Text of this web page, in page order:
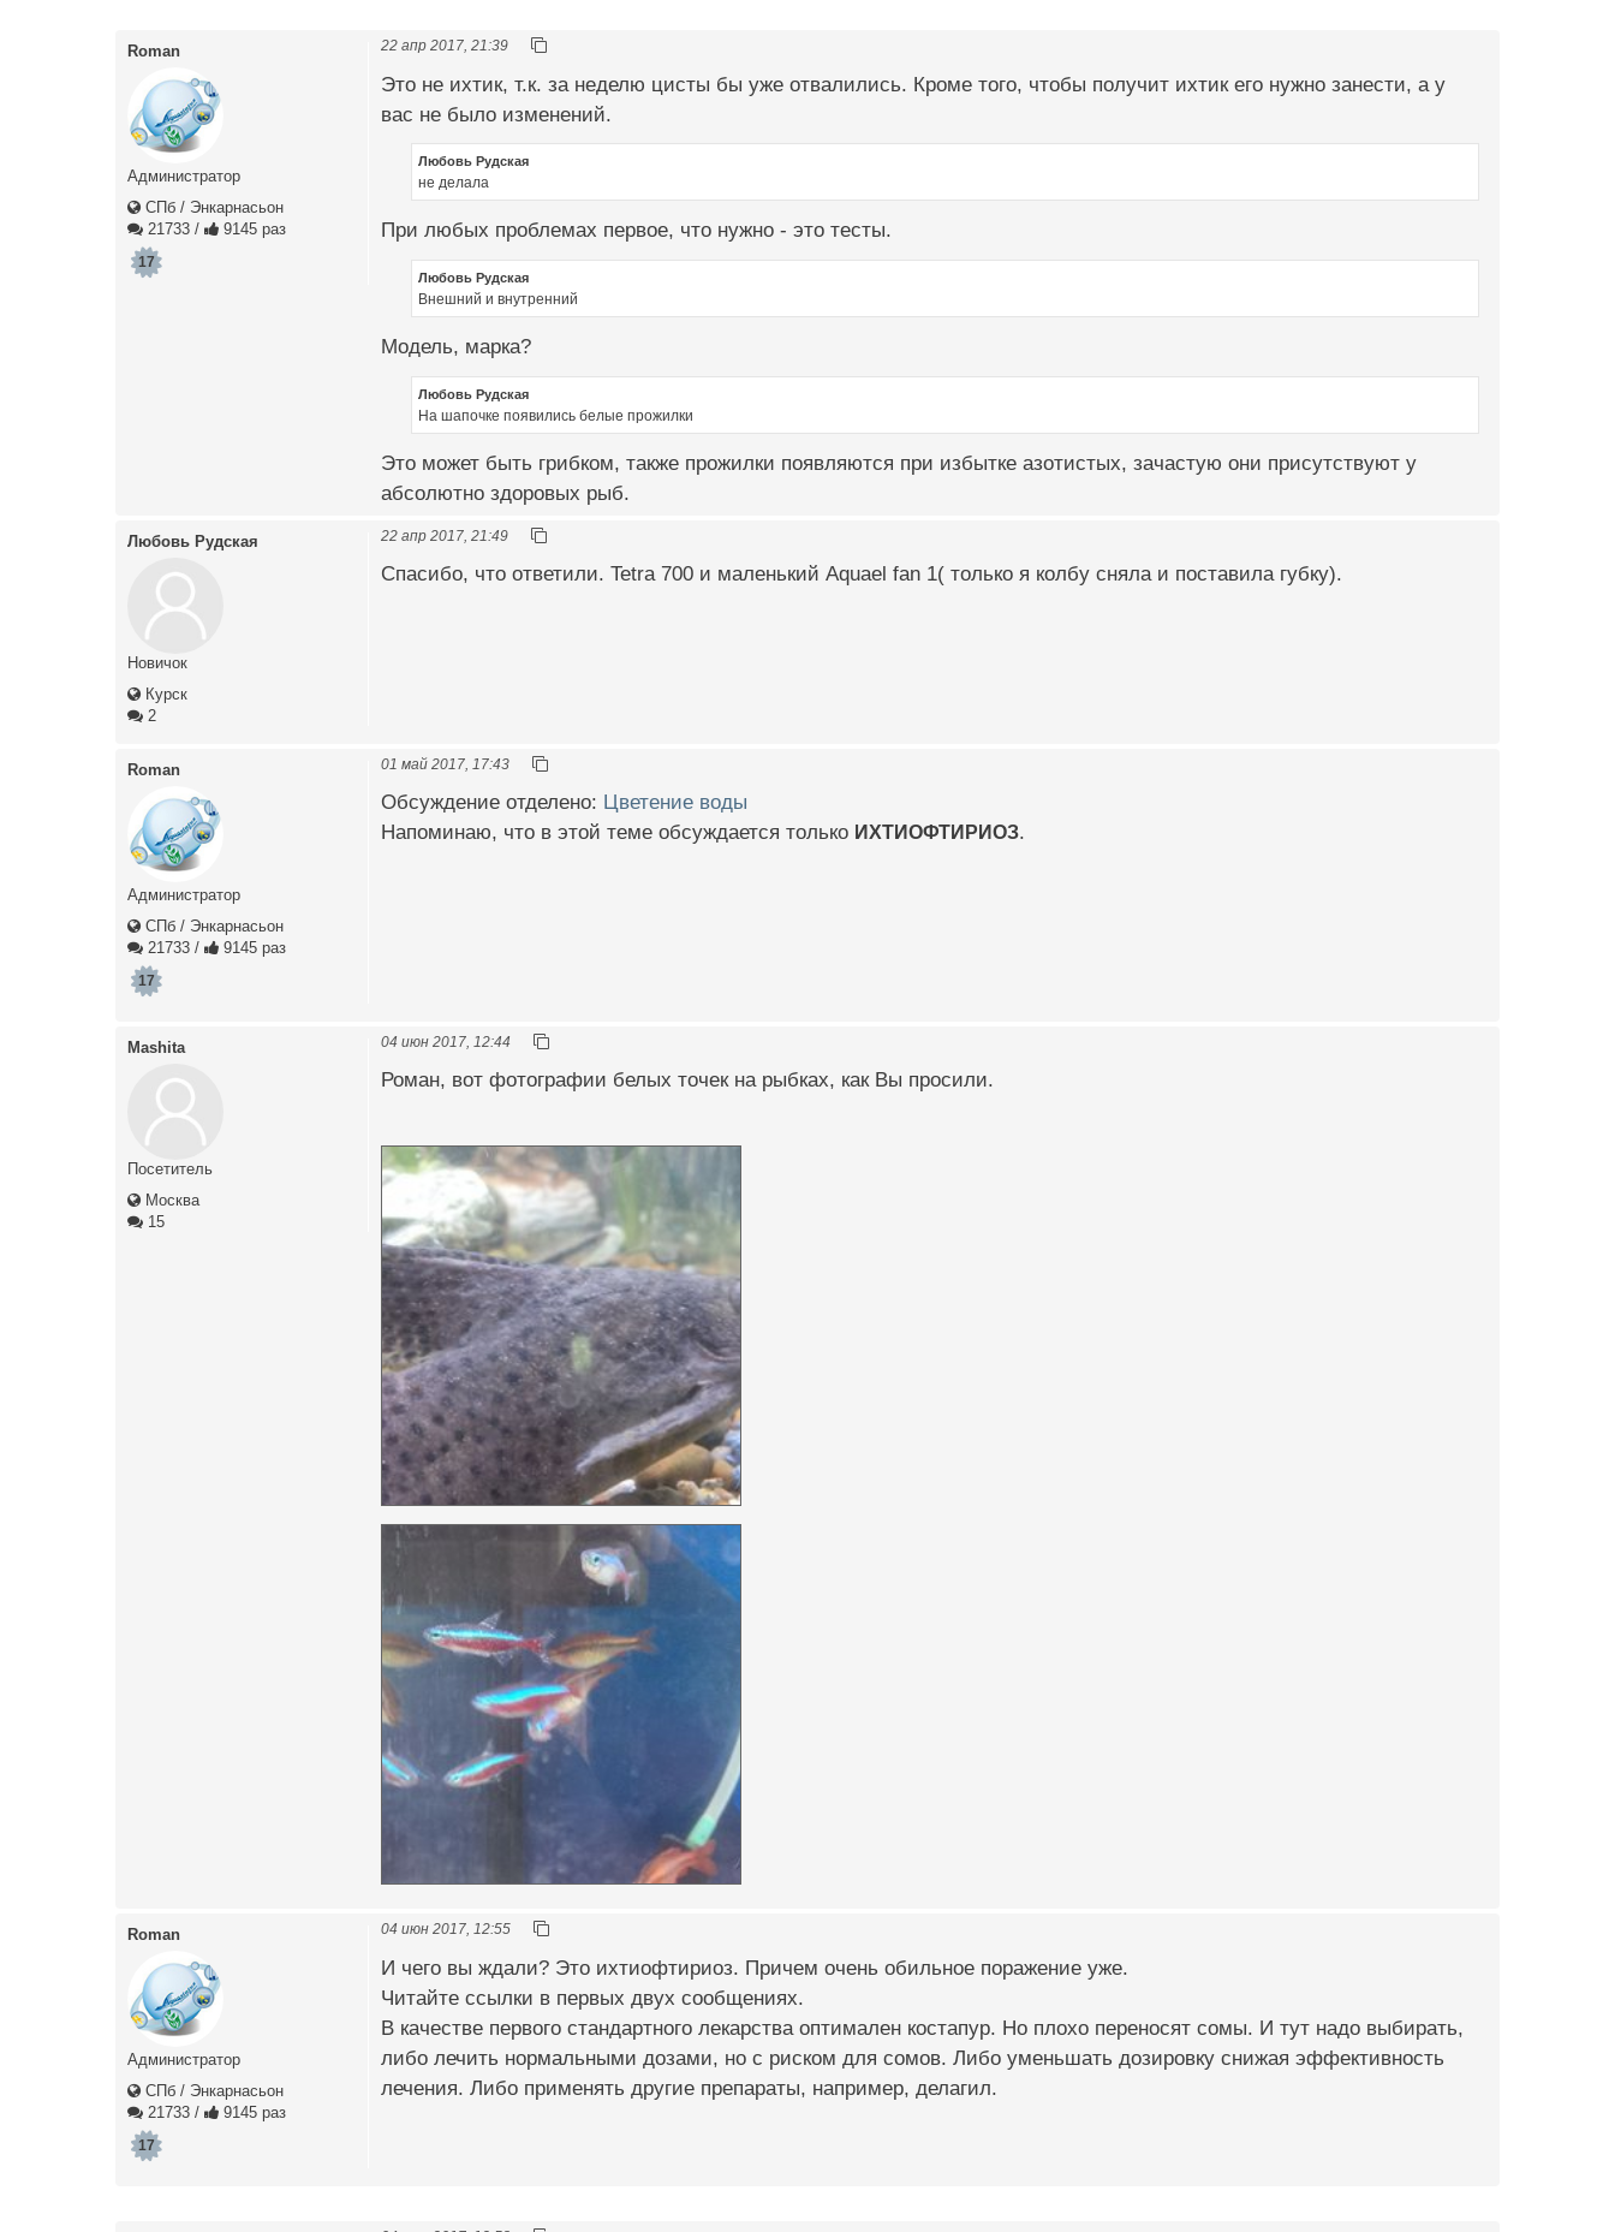
Roman
Администратор
СПб / Энкарнасьон
21733 / 9145 раз
17
22 апр 2017, 21:39
Это не ихтик, т.к. за неделю цисты бы уже отвалились. Кроме того, чтобы получит ихтик его нужно занести, а у
вас не было изменений.
Любовь Рудская
не делала
При любых проблемах первое, что нужно - это тесты.
Любовь Рудская
Внешний и внутренний
Модель, марка?
Любовь Рудская
На шапочке появились белые прожилки
Это может быть грибком, также прожилки появляются при избытке азотистых, зачастую они присутствуют у
абсолютно здоровых рыб.
Любовь Рудская
Новичок
Курск
2
22 апр 2017, 21:49
Спасибо, что ответили. Tetra 700 и маленький Aquael fan 1( только я колбу сняла и поставила губку).
Roman
Администратор
СПб / Энкарнасьон
21733 / 9145 раз
17
01 май 2017, 17:43
Обсуждение отделено: Цветение воды
Напоминаю, что в этой теме обсуждается только ИХТИОФТИРИОЗ.
Mashita
Посетитель
Москва
15
04 июн 2017, 12:44
Роман, вот фотографии белых точек на рыбках, как Вы просили.
Roman
Администратор
СПб / Энкарнасьон
21733 / 9145 раз
17
04 июн 2017, 12:55
И чего вы ждали? Это ихтиофтириоз. Причем очень обильное поражение уже.
Читайте ссылки в первых двух сообщениях.
В качестве первого стандартного лекарства оптимален костапур. Но плохо переносят сомы. И тут надо выбирать,
либо лечить нормальными дозами, но с риском для сомов. Либо уменьшать дозировку снижая эффективность
лечения. Либо применять другие препараты, например, делагил.